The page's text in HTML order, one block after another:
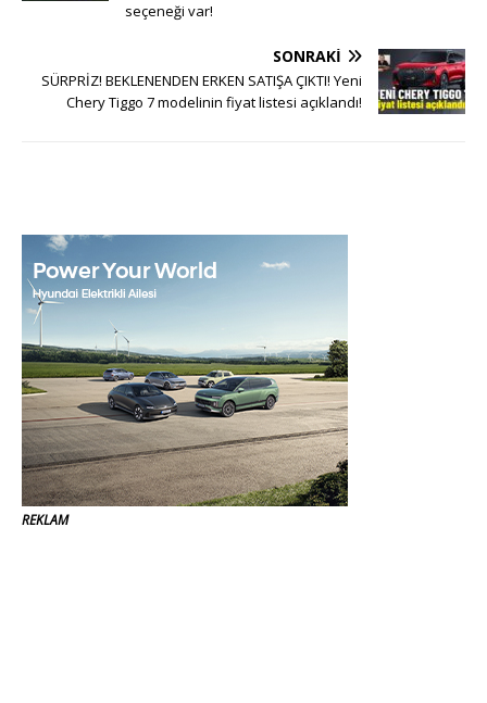
seçeneği var!
SONRAKI
SÜRPRİZ! BEKLENENDEN ERKEN SATIŞA ÇIKTI! Yeni
Chery Tiggo 7 modelinin fiyat listesi açıklandı!
REKLAM